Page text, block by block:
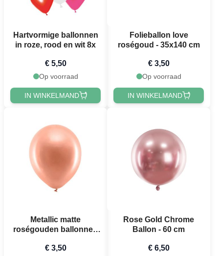
Hartvormige ballonnen
in roze, rood en wit 8x
€ 5,50
Op voorraad
IN WINKELMAND
Folieballon love
roségoud - 35x140 cm
€ 3,50
Op voorraad
IN WINKELMAND
Metallic matte
roségouden ballonnen
€ 3,50
Rose Gold Chrome
Ballon - 60 cm
€ 6,50